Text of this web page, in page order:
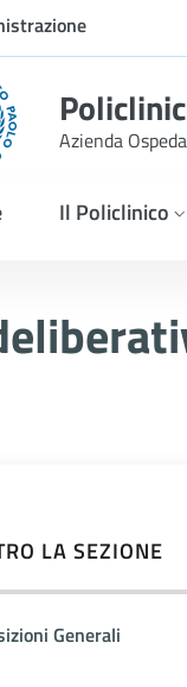
Azienda
Il Policlinico
LA SEZIONE
Generali